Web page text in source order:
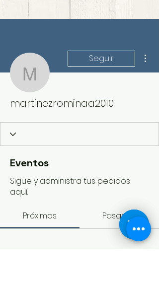
Seguir
martinezrominaa2010
Eventos
Sigue y administra tus pedidos
aquí.
Próximos Pasados